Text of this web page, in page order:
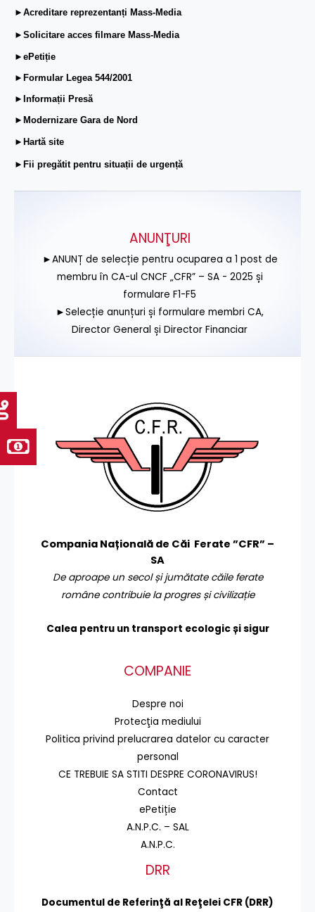
►Acreditare reprezentanți Mass-Media
►Solicitare acces filmare Mass-Media
►ePetiție
►Formular Legea 544/2001
►Informații Presă
►Modernizare Gara de Nord
►Hartă site
►Fii pregătit pentru situații de urgență
ANUNŢURI
►ANUNȚ de selecție pentru ocuparea a 1 post de
membru în CA-ul CNCF „CFR” – SA - 2025 și
formulare F1-F5
►Selecție anunțuri și formulare membri CA,
Director General și Director Financiar
Compania Națională de Căi Ferate ”CFR” –
SA
De aproape un secol și jumătate căile ferate
române contribuie la progres și civilizație
Calea pentru un transport ecologic și sigur
COMPANIE
Despre noi
Protecţia mediului
Politica privind prelucrarea datelor cu caracter
personal
CE TREBUIE SA STITI DESPRE CORONAVIRUS!
Contact
ePetiție
A.N.P.C. – SAL
A.N.P.C.
DRR
Documentul de Referinţă al Reţelei CFR (DRR)